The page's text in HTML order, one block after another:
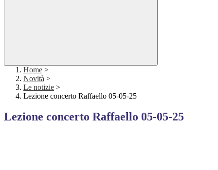
Home >
Novità >
Le notizie >
Lezione concerto Raffaello 05-05-25
Lezione concerto Raffaello 05-05-25